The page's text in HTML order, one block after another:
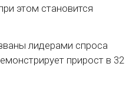
этом становится
лидерами спроса
прирост в 32